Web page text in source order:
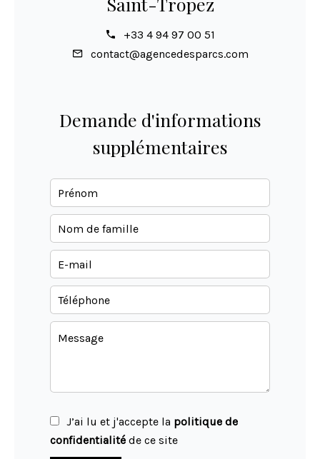
+33 4 94 97 00 51
contact@agencedesparcs.com
Demande d'informations
supplémentaires
J’ai lu et j'accepte la politique de
confidentialité de ce site